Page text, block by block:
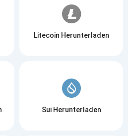
Litecoin Herunterladen
Sui Herunterladen